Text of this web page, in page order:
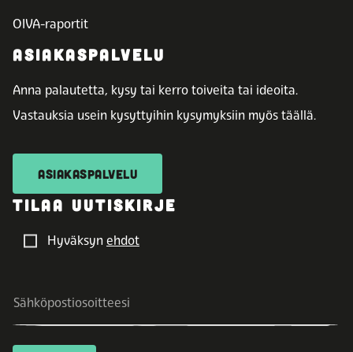
OIVA-raportit
ASIAKASPALVELU
Anna palautetta, kysy tai kerro toiveita tai ideoita.
Vastauksia usein kysyttyihin kysymyksiin myös täällä.
ASIAKASPALVELU
TILAA UUTISKIRJE
Hyväksyn ehdot